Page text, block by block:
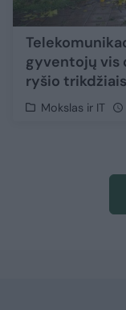
gyventojų vis
ryšio
Mokslas ir IT